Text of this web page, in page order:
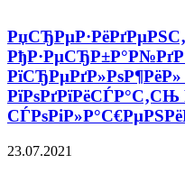
РџСЂРµР·РёРґРµРЅС‚
23.07.2021